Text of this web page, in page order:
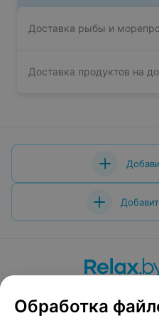
Доставка рыбы и
Доставка продуктов на
Вакансии
Публичный
Обработка